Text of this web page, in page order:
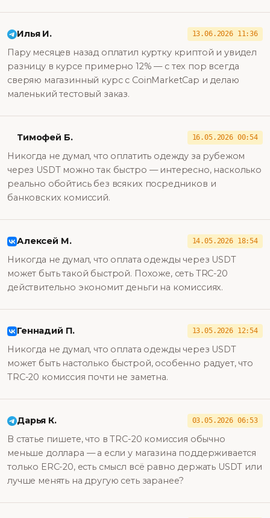
Илья И. 13.06.2026 11:36
Пару месяцев назад оплатил куртку криптой и увидел
разницу в курсе примерно 12% — с тех пор всегда
сверяю магазинный курс с CoinMarketCap и делаю
маленький тестовый заказ.
Тимофей Б. 16.05.2026 00:54
Никогда не думал, что оплатить одежду за рубежом
через USDT можно так быстро — интересно, насколько
реально обойтись без всяких посредников и
банковских комиссий.
Алексей М. 14.05.2026 18:54
Никогда не думал, что оплата одежды через USDT
может быть такой быстрой. Похоже, сеть TRC-20
действительно экономит деньги на комиссиях.
Геннадий П. 13.05.2026 12:54
Никогда не думал, что оплата одежды через USDT
может быть настолько быстрой, особенно радует, что
TRC-20 комиссия почти не заметна.
Дарья К. 03.05.2026 06:53
В статье пишете, что в TRC-20 комиссия обычно
меньше доллара — а если у магазина поддерживается
только ERC-20, есть смысл всё равно держать USDT или
лучше менять на другую сеть заранее?